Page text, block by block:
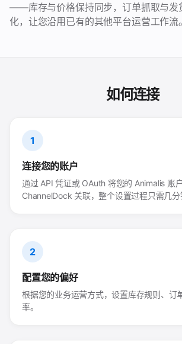
——库存与价格保持同步，订单抓取与发
化，让您沿用已有的其他平台运营工作流。
如何连接
1
连接您的账户
通过 API 凭证或 OAuth 将您的 Animalis 账
ChannelDock 关联，整个设置过程只需几分
2
配置您的偏好
根据您的业务运营方式，设置库存规则、订
率。